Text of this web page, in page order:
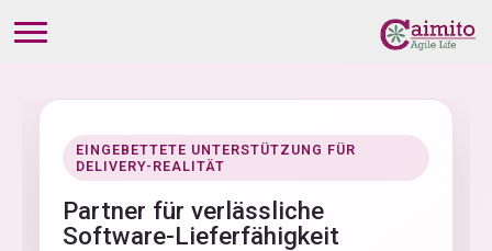
EINGEBETTETE UNTERSTÜTZUNG FÜR
DELIVERY-REALITÄT
Partner für verlässliche
Software-Lieferfähigkeit